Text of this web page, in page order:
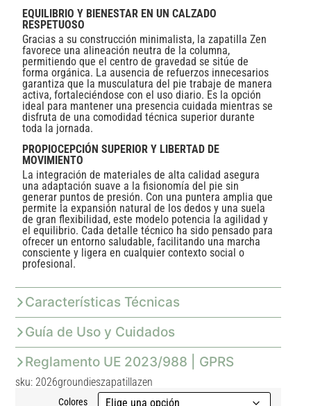
EQUILIBRIO Y BIENESTAR EN UN CALZADO
RESPETUOSO
Gracias a su construcción minimalista, la zapatilla Zen
favorece una alineación neutra de la columna,
permitiendo que el centro de gravedad se sitúe de
forma orgánica. La ausencia de refuerzos innecesarios
garantiza que la musculatura del pie trabaje de manera
activa, fortaleciéndose con el uso diario. Es la opción
ideal para mantener una presencia cuidada mientras se
disfruta de una comodidad técnica superior durante
toda la jornada.
PROPIOCEPCIÓN SUPERIOR Y LIBERTAD DE
MOVIMIENTO
La integración de materiales de alta calidad asegura
una adaptación suave a la fisionomía del pie sin
generar puntos de presión. Con una puntera amplia que
permite la expansión natural de los dedos y una suela
de gran flexibilidad, este modelo potencia la agilidad y
el equilibrio. Cada detalle técnico ha sido pensado para
ofrecer un entorno saludable, facilitando una marcha
consciente y ligera en cualquier contexto social o
profesional.
Características Técnicas
Guía de Uso y Cuidados
Reglamento UE 2023/988 | GPRS
sku: 2026groundieszapatillazen
Colores